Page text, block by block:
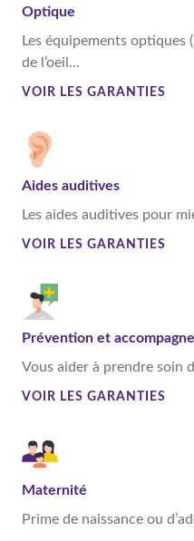
Optique
Les équipements
de l’oeil…
VOIR LES GARANTIES
Aides auditives
Les aides auditives pour
VOIR LES GARANTIES
Prévention et
Vous aider à prendre soin
VOIR LES GARANTIES
Maternité
Prime de naissance ou